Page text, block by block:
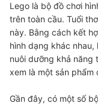
Lego là bộ đồ chơi
trên toàn cầu. Tuổi
này. Bằng cách kết
hình dạng khác
nuôi dưỡng khả
xem là một sản phẩm
Gần đây, có một số